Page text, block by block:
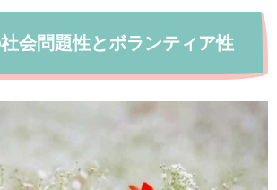
会問題性とボランティア性